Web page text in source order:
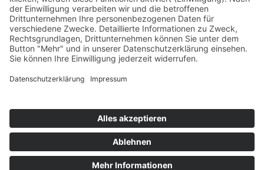
FAQ
Zahlungsarten